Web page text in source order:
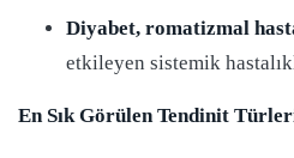
Diyabet, romatizmal
etkileyen sistemik
En Sık Görülen Tendinit